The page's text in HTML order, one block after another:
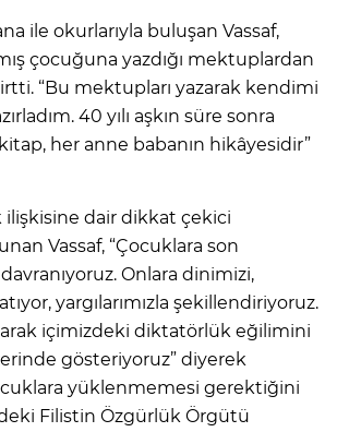
ile okurlarıyla buluşan Vassaf,
çocuğuna yazdığı mektuplardan
“Bu mektupları yazarak kendimi
40 yılı aşkın süre sonra
her anne babanın hikâyesidir”
dair dikkat çekici
Vassaf, “Çocuklara son
Onlara dinimizi,
yargılarımızla şekillendiriyoruz.
içimizdeki diktatörlük eğilimini
gösteriyoruz” diyerek
yüklenmemesi gerektiğini
Filistin Özgürlük Örgütü